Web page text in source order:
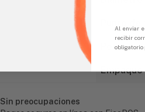
Peso
Empaque
Sin preocupaciones
Al enviar
recibir
obligatorio